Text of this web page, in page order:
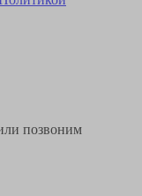
позвоним